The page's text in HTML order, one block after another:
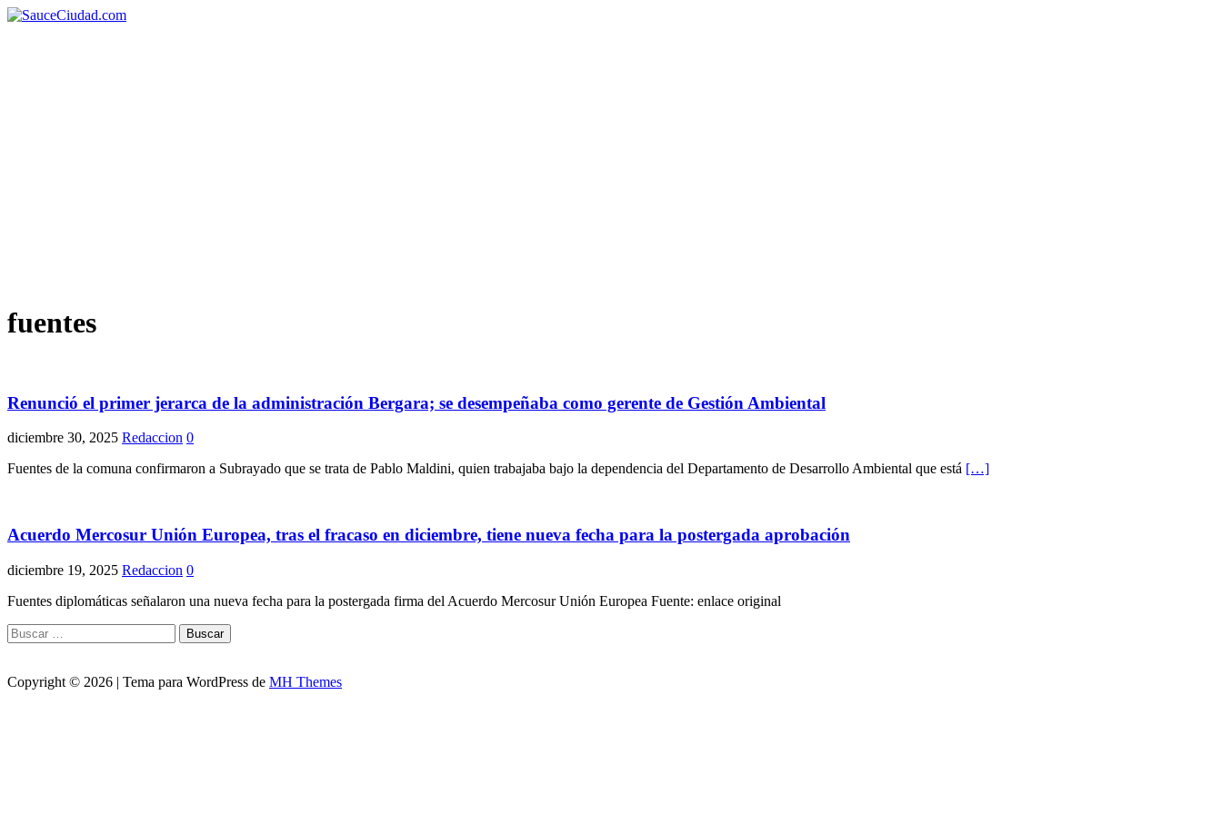
fuentes
Renunció el primer jerarca de la administración Bergara; se desempeñaba como gerente de Gestión Ambiental
diciembre 30, 2025 Redaccion 0
Fuentes de la comuna confirmaron a Subrayado que se trata de Pablo Maldini, quien trabajaba bajo la dependencia del Departamento de Desarrollo Ambiental que está […]
Acuerdo Mercosur Unión Europea, tras el fracaso en diciembre, tiene nueva fecha para la postergada aprobación
diciembre 19, 2025 Redaccion 0
Fuentes diplomáticas señalaron una nueva fecha para la postergada firma del Acuerdo Mercosur Unión Europea Fuente: enlace original
Buscar:
Copyright © 2026 | Tema para WordPress de MH Themes